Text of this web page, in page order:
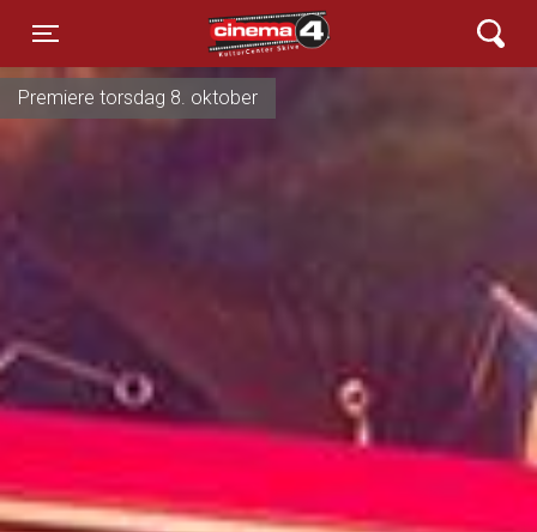
Toggle navigation
Cinema4
Premiere torsdag 8. oktober